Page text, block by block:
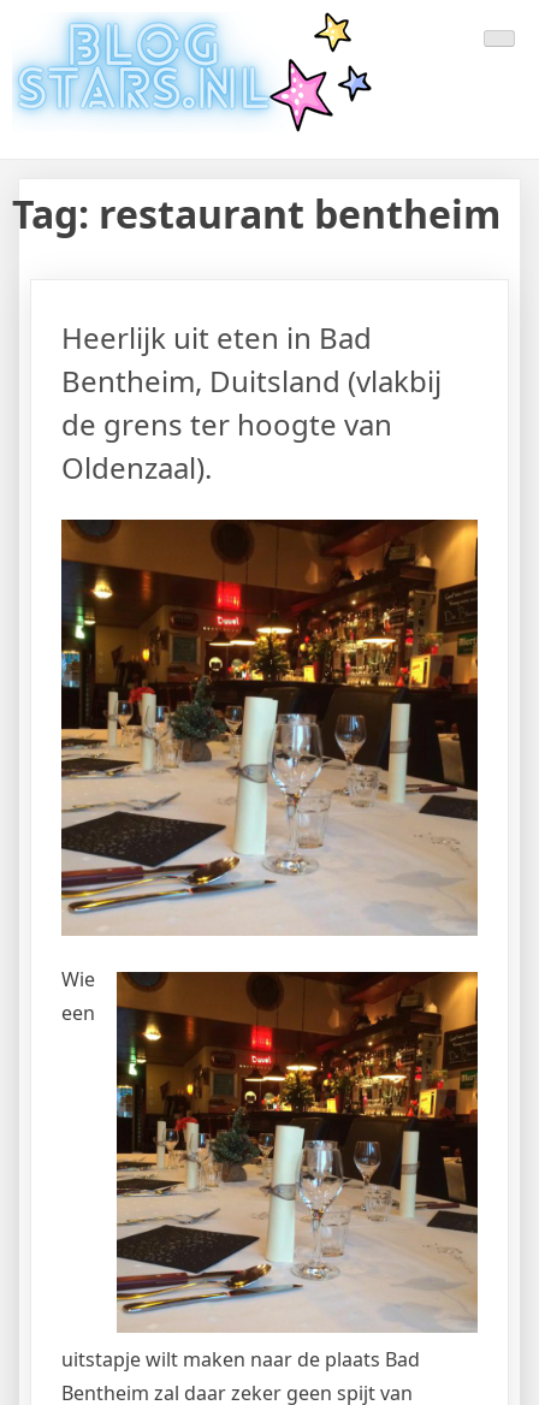
Doorgaan
inhoud
Laatste Nieuws Uit De Media
Van Nederland En Buitenland
Blogger Nieuws, Tips, Trends en Aanbiedingen
Tag: restaurant bentheim
Heerlijk uit eten in Bad
Bentheim, Duitsland (vlakbij
de grens ter hoogte van
Oldenzaal).
Wie
een
uitstapje wilt maken naar de plaats Bad
Bentheim zal daar zeker geen spijt van